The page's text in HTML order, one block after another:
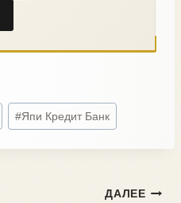
#Япи Кредит Банк
ДАЛЕЕ